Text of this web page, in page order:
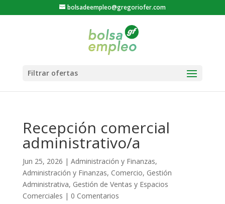
bolsadeempleo@gregoriofer.com
Recepción comercial
administrativo/a
Jun 25, 2026 | Administración y Finanzas,
Administración y Finanzas, Comercio, Gestión
Administrativa, Gestión de Ventas y Espacios
Comerciales | 0 Comentarios